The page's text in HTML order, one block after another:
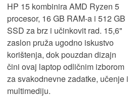
HP 15 kombinira AMD Ryzen 5
procesor, 16 GB RAM-a i 512 GB
SSD za brz i učinkovit rad. 15,6"
zaslon pruža ugodno iskustvo
korištenja, dok pouzdan dizajn
čini ovaj laptop odličnim izborom
za svakodnevne zadatke, učenje i
multimediju.